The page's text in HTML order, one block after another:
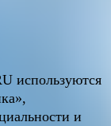
используются
и